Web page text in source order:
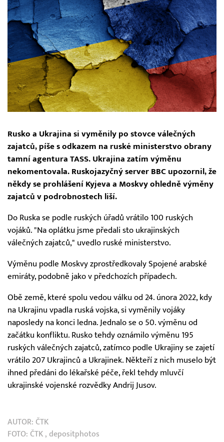
Rusko a Ukrajina si vyměnily po stovce válečných
zajatců, píše s odkazem na ruské ministerstvo obrany
tamní agentura TASS. Ukrajina zatím výměnu
nekomentovala. Ruskojazyčný server BBC upozornil, že
někdy se prohlášení Kyjeva a Moskvy ohledně výměny
zajatců v podrobnostech liší.
Do Ruska se podle ruských úřadů vrátilo 100 ruských
vojáků. "Na oplátku jsme předali sto ukrajinských
válečných zajatců," uvedlo ruské ministerstvo.
Výměnu podle Moskvy zprostředkovaly Spojené arabské
emiráty, podobně jako v předchozích případech.
Obě země, které spolu vedou válku od 24. února 2022, kdy
na Ukrajinu vpadla ruská vojska, si vyměnily vojáky
naposledy na konci ledna. Jednalo se o 50. výměnu od
začátku konfliktu. Rusko tehdy oznámilo výměnu 195
ruských válečných zajatců, zatímco podle Ukrajiny se zajetí
vrátilo 207 Ukrajinců a Ukrajinek. Někteří z nich muselo být
ihned předáni do lékařské péče, řekl tehdy mluvčí
ukrajinské vojenské rozvědky Andrij Jusov.
AUTOR: ČTK
FOTO: ČTK , depositphotos